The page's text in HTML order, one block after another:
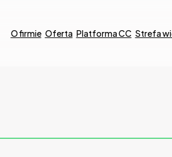
O firmie Oferta Platforma CC Strefa